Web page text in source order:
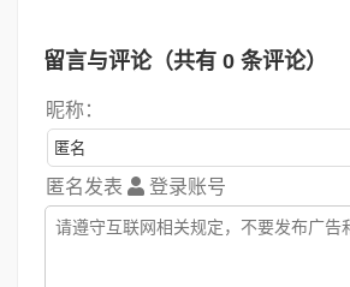
留言与评论（共有 0 条评论）
昵称：
匿名发表 登录账号